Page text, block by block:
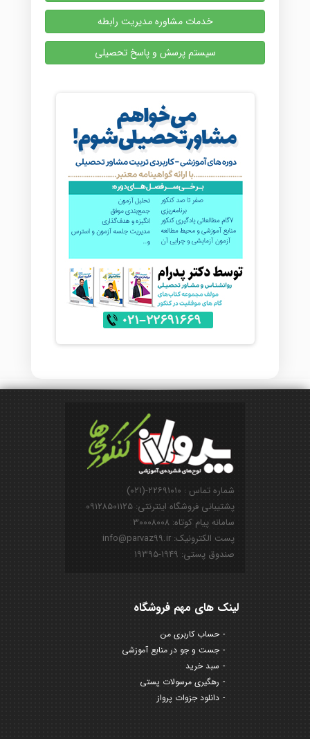
خدمات مشاوره مدیریت رابطه
سیستم پرسش و پاسخ تحصیلی
شماره تماس : ۲۲۶۹۱۰۱۰-(۰۲۱)
پشتیبانی فروشگاه اینترنتی: ۰۹۱۲۸۵۰۱۱۲۵
سامانه پیام کوتاه: ۳۰۰۰۸۰۰۸
پست الکترونیک: info@parvaz99.ir
صندوق پستی: ۱۹۴۹-۱۹۳۹۵
لینک های مهم فروشگاه
حساب کاربری من
جست و جو در منابع آموزشی
سبد خرید
رهگیری مرسولات پستی
دانلود جزوات پرواز